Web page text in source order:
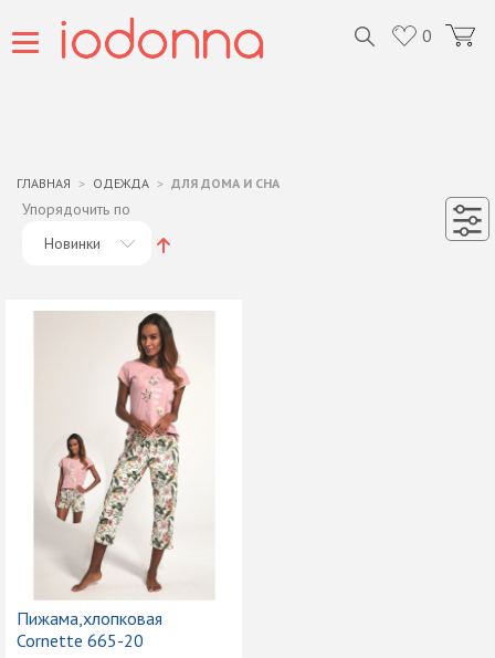
0
ГЛАВНАЯ ОДЕЖДА ДЛЯ ДОМА И СНА
Упорядочить по
Новинки
Пижама,хлопковая
Cornette 665-20